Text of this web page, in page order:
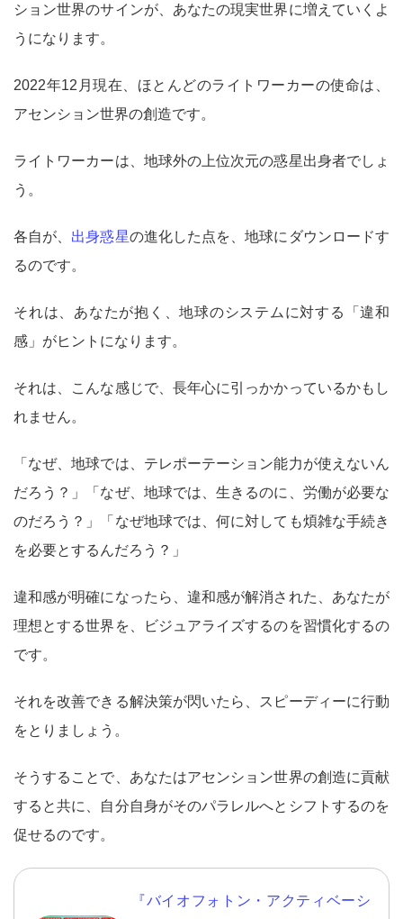
ション世界のサインが、あなたの現実世界に増えていくよ
うになります。
2022年12月現在、ほとんどのライトワーカーの使命は、
アセンション世界の創造です。
ライトワーカーは、地球外の上位次元の惑星出身者でしょ
う。
各自が、 出身惑星の進化した点を、地球にダウンロードす
るのです。
それは、あなたが抱く、地球のシステムに対する「違和
感」がヒントになります。
それは、こんな感じで、長年心に引っかかっているかもし
れません。
「なぜ、地球では、テレポーテーション能力が使えないん
だろう？」「なぜ、地球では、生きるのに、労働が必要な
のだろう？」「なぜ地球では、何に対しても煩雑な手続き
を必要とするんだろう？」
違和感が明確になったら、違和感が解消された、あなたが
理想とする世界を、ビジュアライズするのを習慣化するの
です。
それを改善できる解決策が閃いたら、スピーディーに行動
をとりましょう。
そうすることで、あなたはアセンション世界の創造に貢献
すると共に、自分自身がそのパラレルへとシフトするのを
促せるのです。
『バイオフォトン・アクティベーシ